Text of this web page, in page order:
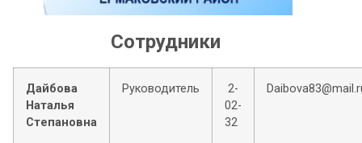
Сотрудники
Дайбова
Наталья
Степановна
Руководитель
2-
02-
32